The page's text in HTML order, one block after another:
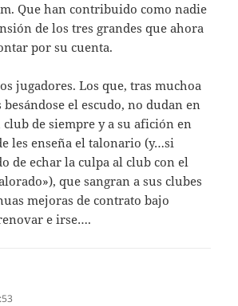
Que han contribuido como nadie
de los tres grandes que ahora
por su cuenta.
jugadores. Los que, tras muchoa
besándose el escudo, no dudan en
de siempre y a su afición en
les enseña el talonario (y…si
de echar la culpa al club con el
que sangran a sus clubes
mejoras de contrato bajo
e irse….